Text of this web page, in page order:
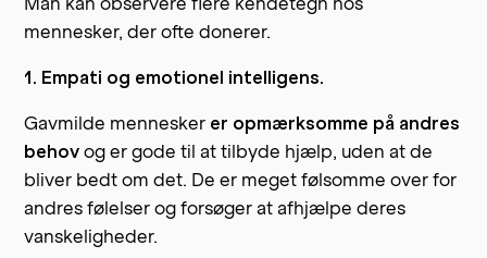
mennesker, der ofte donerer.
1. Empati og emotionel intelligens.
Gavmilde mennesker er opmærksomme på andres
behov og er gode til at tilbyde hjælp, uden at de
bliver bedt om det. De er meget følsomme over for
andres følelser og forsøger at afhjælpe deres
vanskeligheder.